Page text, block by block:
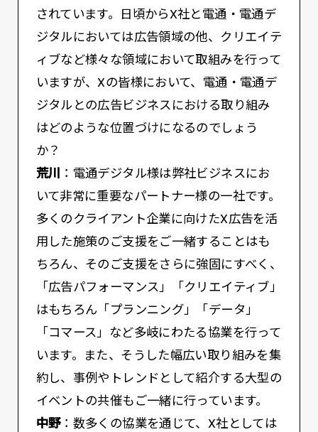
されています。日頃からX社と電通・電通デ
ジタルにおいては広告領域の他、クリエイテ
ィブなど様々な領域において取組みを行って
いますが、Xの皆様において、電通・電通デ
ジタルとの広告ビジネスにおける取り組み
はどのような位置づけになるのでしょう
か？
荒川
：電通デジタル様は弊社ビジネスにお
いて非常に重要なパートナー様の一社です。
多くのクライアント企業に向けたX広告を活
用した施策のご支援をご一緒することはも
ちろん、そのご支援をさらに強固にすべく、
「広告パフォーマンス」「クリエイティブ」
はもちろん「プランニング」「データ」
「コマース」など多岐にわたる協業を行って
います。また、そうした幅広い取り組みを集
約し、事例やトレンドとして紹介する大型の
イベントの共催もご一緒に行っています。
中野：数多くの協業を通じて、X社としては